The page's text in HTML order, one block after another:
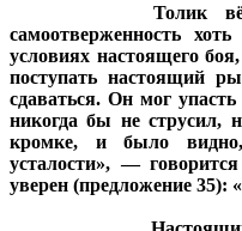
Толик вёл себя
самоотверженность
условиях настоящего
поступать настоящий
сдаваться. Он мог
никогда бы не струсил,
кромке, и было
усталости», —
уверен (предложение 35):